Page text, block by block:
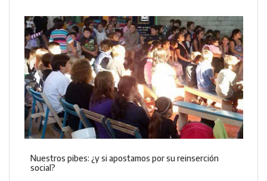
Nuestros pibes: ¿y si apostamos por su reinserción
social?